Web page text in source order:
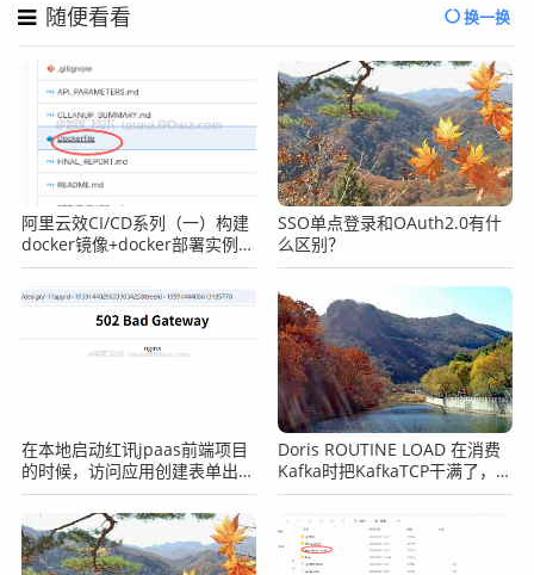
随便看看 换一换
阿里云效CI/CD系列（一）构建
docker镜像+docker部署实例的
项目案例
SSO单点登录和OAuth2.0有什
么区别？
在本地启动红讯jpaas前端项目
的时候，访问应用创建表单出现
502的提示怎么办？
Doris ROUTINE LOAD 在消费
Kafka时把KafkaTCP干满了，
Doris方面有没有相关参数可以